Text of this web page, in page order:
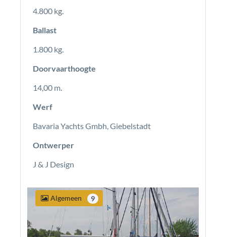
4.800 kg.
Ballast
1.800 kg.
Doorvaarthoogte
14,00 m.
Werf
Bavaria Yachts Gmbh, Giebelstadt
Ontwerper
J & J Design
Algemeen 9